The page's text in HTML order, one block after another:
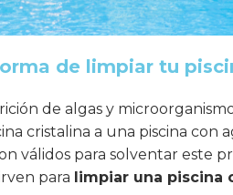
de limpiar tu
de algas y
cristalina a una piscina con
válidos para solventar este
para limpiar una piscina